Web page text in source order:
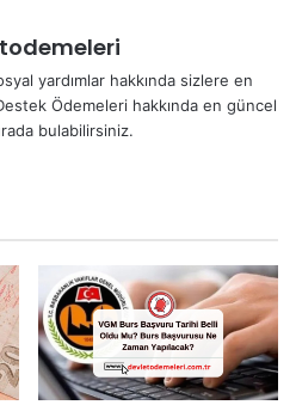
yardımlar hakkında sizlere en
Ödemeleri hakkında en güncel
bulabilirsiniz.